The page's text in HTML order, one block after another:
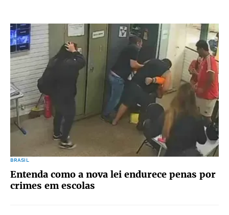
BRASIL
Entenda como a nova lei endurece penas por
crimes em escolas